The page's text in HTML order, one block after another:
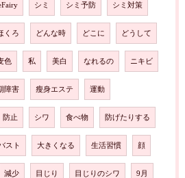
シミ シミ予防 シミ対策
くろ どんな時 どこに どうして
色 私 美白 なれるの ニキビ
障害 瘦身エステ 運動
防止 シワ 食べ物 防げたりする
スト 大きくなる 生活習慣 顔
減少 目じり 目じりのシワ 9月